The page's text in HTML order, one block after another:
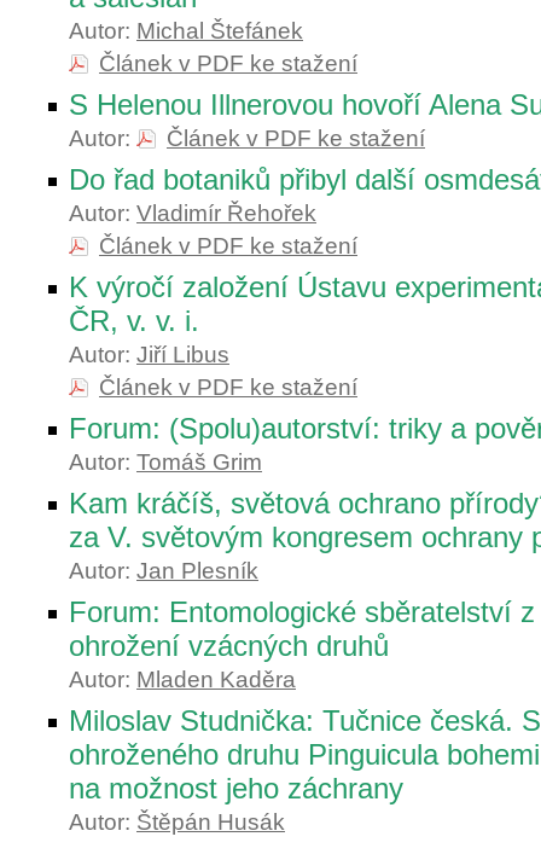
Autor: Michal Štefánek
Článek v PDF ke stažení
S Helenou Illnerovou hovoří Alena
Autor: Článek v PDF ke stažení
Do řad botaniků přibyl další
Autor: Vladimír Řehořek
Článek v PDF ke stažení
K výročí založení Ústavu
ČR, v. v. i.
Autor: Jiří Libus
Článek v PDF ke stažení
Forum: (Spolu)autorství: triky a
Autor: Tomáš Grim
Kam kráčíš, světová ochrano
za V. světovým kongresem ochrany
Autor: Jan Plesník
Forum: Entomologické sběratelství
ohrožení vzácných druhů
Autor: Mladen Kaděra
Miloslav Studnička: Tučnice česká.
ohroženého druhu Pinguicula
na možnost jeho záchrany
Autor: Štěpán Husák